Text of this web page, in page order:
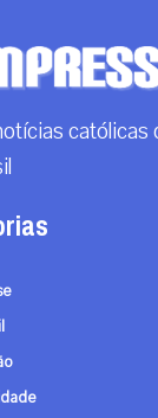
católicas